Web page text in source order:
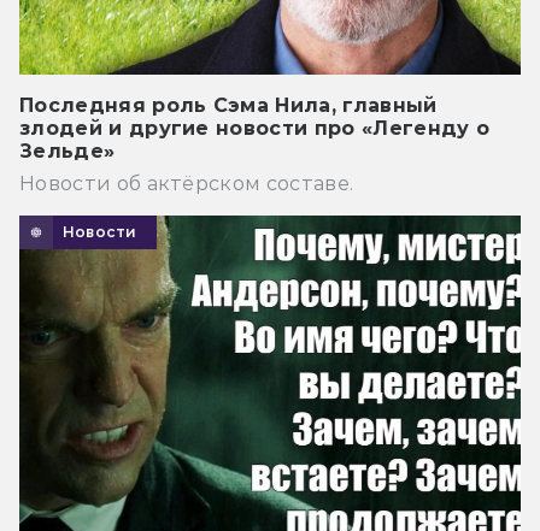
Последняя роль Сэма Нила, главный
злодей и другие новости про «Легенду о
Зельде»
Новости об актёрском составе.
Новости